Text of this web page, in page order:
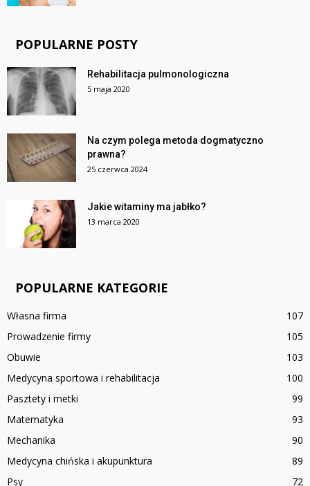
POPULARNE POSTY
Rehabilitacja pulmonologiczna
5 maja 2020
Na czym polega metoda dogmatyczno
prawna?
25 czerwca 2024
Jakie witaminy ma jabłko?
13 marca 2020
POPULARNE KATEGORIE
Własna firma
107
Prowadzenie firmy
105
Obuwie
103
Medycyna sportowa i rehabilitacja
100
Pasztety i metki
99
Matematyka
93
Mechanika
90
Medycyna chińska i akupunktura
89
Psy
72